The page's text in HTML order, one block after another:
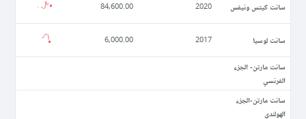
سانت كيتس ونيفس 2020
84,600.00
سانت لوسيا 2017
6,000.00
سانت مارتن- الجزء
الفرنسي
سانت مارتن-الجزء
الهولندي